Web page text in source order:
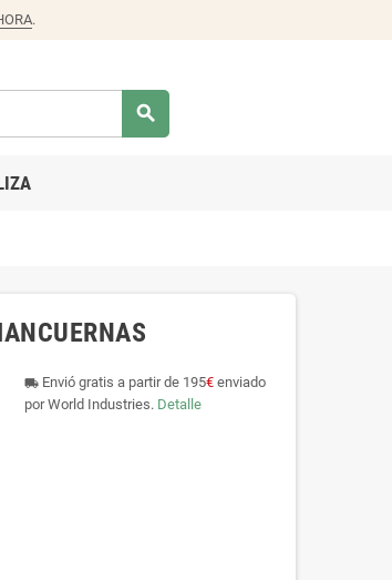
.
search
local_shippingEnvió gratis a partir de 195€enviado
por World Industries. Detalle